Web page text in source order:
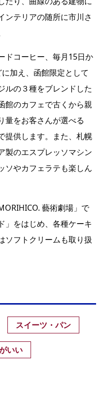
ンテリアの随所に市川さ
ドコーヒー、毎月15日か
加え、函館限定として
ルの３種をブレンドした
館のカフェで古くから親
量をお客さんが選べる
提供します。また、札幌
製のエスプレッソマシン
ソやカフェラテも楽しん
藝術劇場」で
」をはじめ、各種ケーキ
ソフトクリームも取り扱
スイーツ・パン
いい